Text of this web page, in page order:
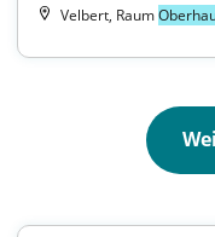
Velbert, Raum